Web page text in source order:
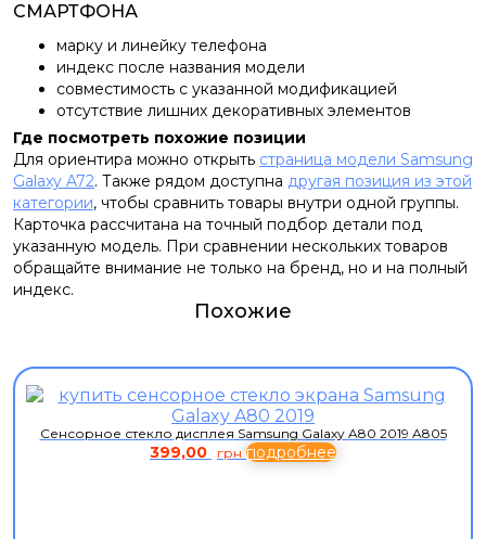
СМАРТФОНА
марку и линейку телефона
индекс после названия модели
совместимость с указанной модификацией
отсутствие лишних декоративных элементов
Где посмотреть похожие позиции
Для ориентира можно открыть страница модели Samsung
Galaxy A72. Также рядом доступна другая позиция из этой
категории, чтобы сравнить товары внутри одной группы.
Карточка рассчитана на точный подбор детали под
указанную модель. При сравнении нескольких товаров
обращайте внимание не только на бренд, но и на полный
индекс.
Похожие
Сенсорное стекло дисплея Samsung Galaxy A80 2019 A805
399,00 грн подробнее